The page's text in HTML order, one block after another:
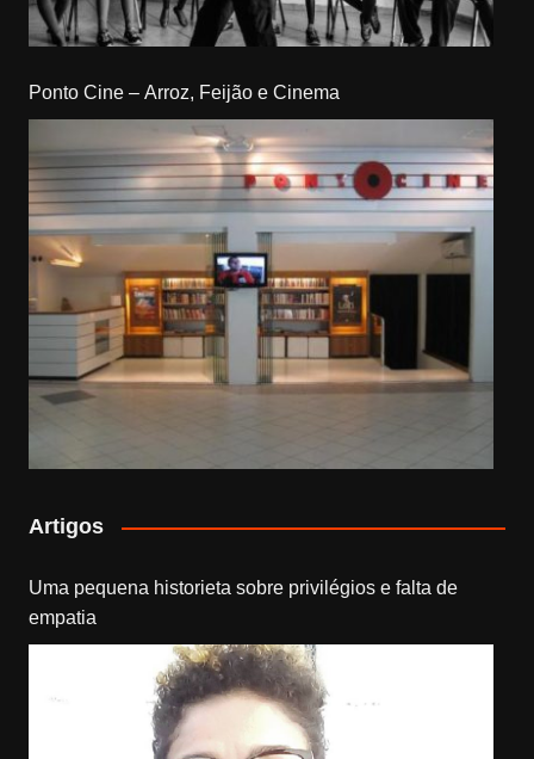
Ponto Cine – Arroz, Feijão e Cinema
Artigos
Uma pequena historieta sobre privilégios e falta de
empatia